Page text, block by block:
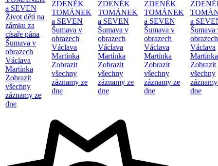
a SEVEN
Život dětí na
zámku za
císaře pána
Šumava v
obrazech
Václava
Martínka
Zobrazit
všechny
záznamy ze
dne
ZDENĚK
TOMÁNEK
a SEVEN
Šumava v
obrazech
Václava
Martínka
Zobrazit
všechny
záznamy ze
dne
ZDENĚK
TOMÁNEK
a SEVEN
Šumava v
obrazech
Václava
Martínka
Zobrazit
všechny
záznamy ze
dne
ZDENĚK
TOMÁNEK
a SEVEN
Šumava v
obrazech
Václava
Martínka
Zobrazit
všechny
záznamy ze
dne
a
Šumava
obrazech
Václava
Martínka
Zobrazit
všechny
dne